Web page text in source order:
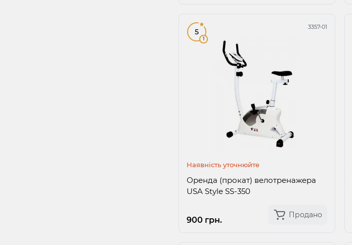
3357-01
5
1
Наявність уточнюйте
Оренда (прокат) велотренажера
USA Style SS-350
900 грн.
Продано